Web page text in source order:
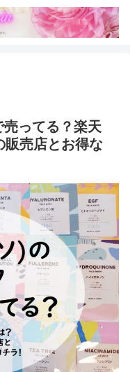
ってる？楽天
売店とお得な